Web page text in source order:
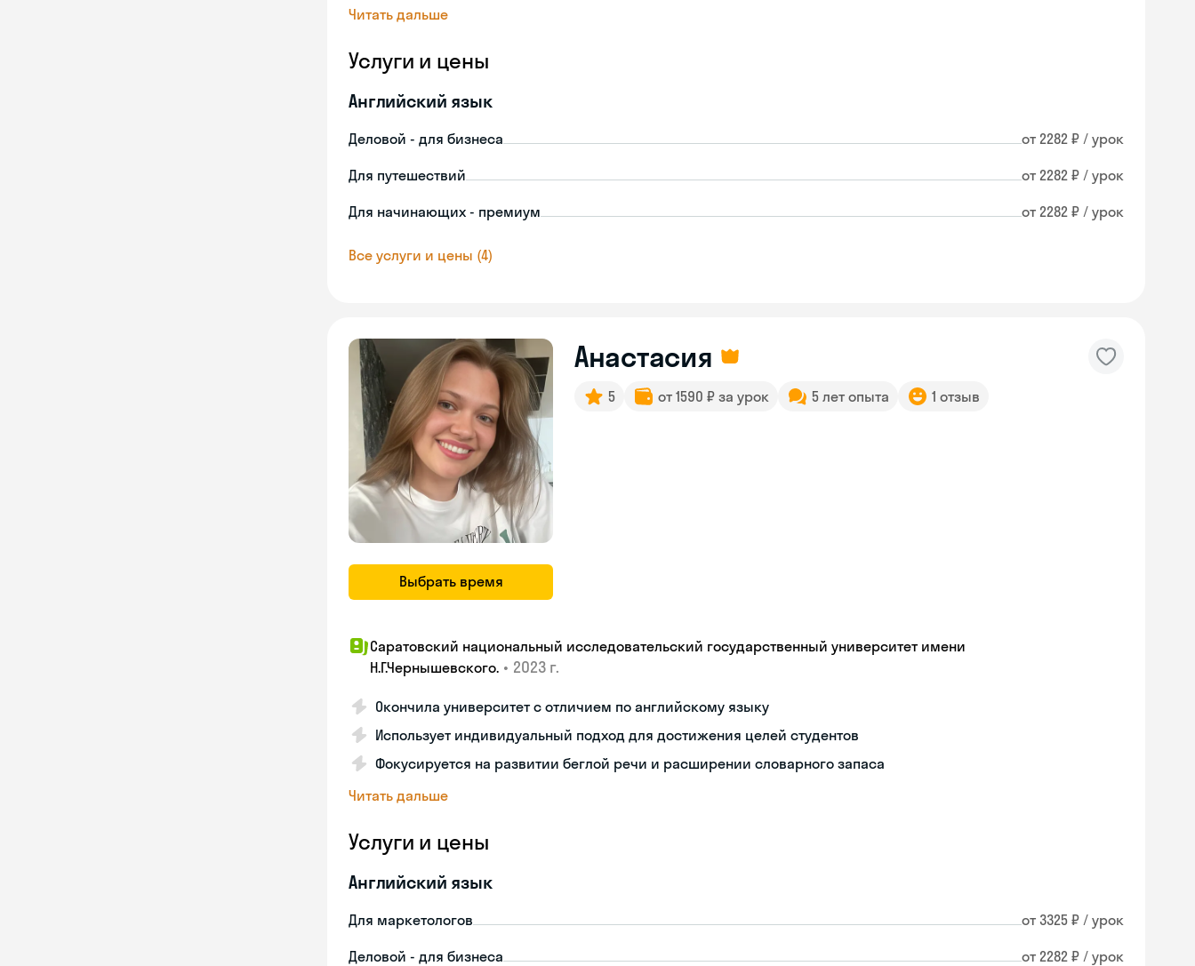
Читать дальше
Услуги и цены
Английский язык
Деловой - для бизнеса от 2282 ₽ / урок
Для путешествий от 2282 ₽ / урок
Для начинающих - премиум от 2282 ₽ / урок
Все услуги и цены (4)
Выбрать время
Анастасия
5 от 1590 ₽ за урок 5 лет опыта 1 отзыв
Саратовский национальный исследовательский государственный университет имени
Н.Г.Чернышевскогo. • 2023 г.
Окончила университет с отличием по английскому языку
Использует индивидуальный подход для достижения целей студентов
Фокусируется на развитии беглой речи и расширении словарного запаса
Читать дальше
Услуги и цены
Английский язык
Для маркетологов от 3325 ₽ / урок
Деловой - для бизнеса от 2282 ₽ / урок